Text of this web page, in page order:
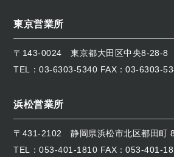
東京営業所
〒143-0024
東京都大田区中央8-28-8
TEL：03-6303-5340 FAX：03-6303-
浜松営業所
〒431-2102
静岡県浜松市北区都田町
TEL：053-401-1810 FAX：053-401-